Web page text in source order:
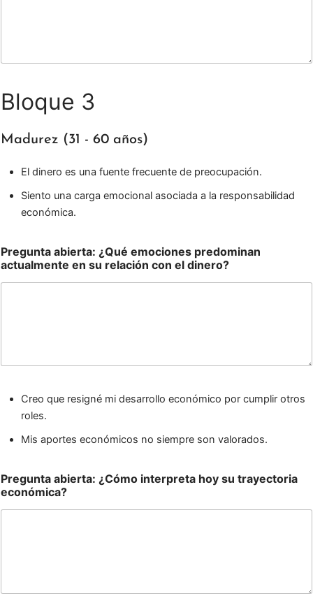
Bloque 3
Madurez (31 - 60 años)
El dinero es una fuente frecuente de preocupación.
Siento una carga emocional asociada a la responsabilidad
económica.
Pregunta abierta: ¿Qué emociones predominan
actualmente en su relación con el dinero?
Creo que resigné mi desarrollo económico por cumplir otros
roles.
Mis aportes económicos no siempre son valorados.
Pregunta abierta: ¿Cómo interpreta hoy su trayectoria
económica?